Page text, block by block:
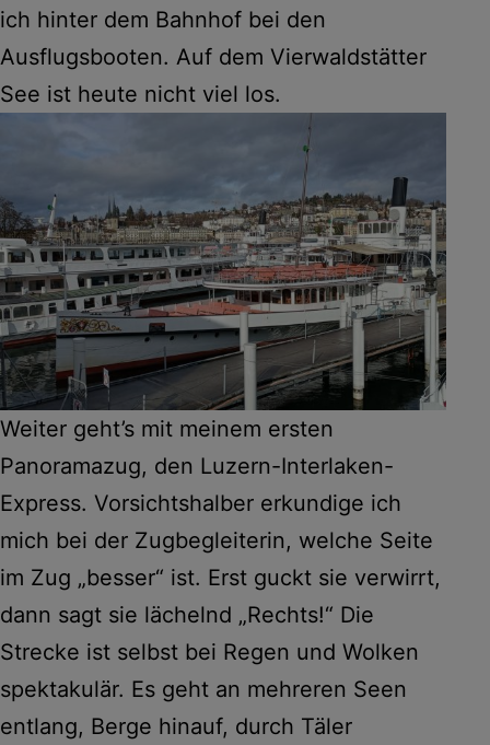
ich hinter dem Bahnhof bei den
Ausflugsbooten. Auf dem Vierwaldstätter
See ist heute nicht viel los.
Weiter geht’s mit meinem ersten
Panoramazug, den Luzern-Interlaken-
Express. Vorsichtshalber erkundige ich
mich bei der Zugbegleiterin, welche Seite
im Zug „besser“ ist. Erst guckt sie verwirrt,
dann sagt sie lächelnd „Rechts!“ Die
Strecke ist selbst bei Regen und Wolken
spektakulär. Es geht an mehreren Seen
entlang, Berge hinauf, durch Täler